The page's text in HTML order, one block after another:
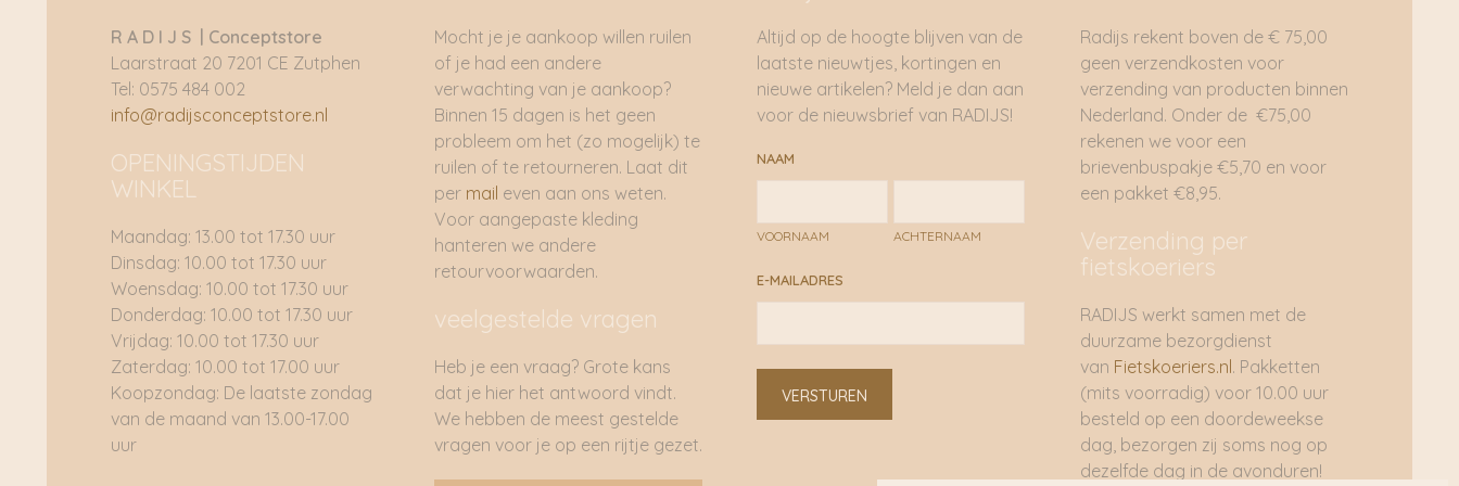
R A D I J S | Conceptstore
Laarstraat 20 7201 CE Zutphen
Tel: 0575 484 002
info@radijsconceptstore.nl
OPENINGSTIJDEN
WINKEL
Maandag: 13.00 tot 17.30 uur
Dinsdag: 10.00 tot 17.30 uur
Woensdag: 10.00 tot 17.30 uur
Donderdag: 10.00 tot 17.30 uur
Vrijdag: 10.00 tot 17.30 uur
Zaterdag: 10.00 tot 17.00 uur
Koopzondag: De laatste zondag
van de maand van 13.00-17.00
uur
Mocht je je aankoop willen ruilen
of je had een andere
verwachting van je aankoop?
Binnen 15 dagen is het geen
probleem om het (zo mogelijk) te
ruilen of te retourneren. Laat dit
permail even aan ons weten.
Voor aangepaste kleding
hanteren we andere
retourvoorwaarden.
veelgestelde vragen
Heb je een vraag? Grote kans
dat je hier het antwoord vindt.
We hebben de meest gestelde
vragen voor je op een rijtje gezet.
Altijd op de hoogte blijven van de
laatste nieuwtjes, kortingen en
nieuwe artikelen? Meld je dan aan
voor de nieuwsbrief van RADIJS!
NAAM
VOORNAAM ACHTERNAAM
E-MAILADRES
VERSTUREN
Radijs rekent boven de € 75,00
geen verzendkosten voor
verzending van producten binnen
Nederland. Onder de €75,00
rekenen we voor een
brievenbuspakje €5,70 en voor
een pakket €8,95.
Verzending per
fietskoeriers
RADIJS werkt samen met de
duurzame bezorgdienst
van Fietskoeriers.nl . Pakketten
(mits voorradig) voor 10.00 uur
besteld op een doordeweekse
dag, bezorgen zij soms nog op
dezelfde dag in de avonduren!